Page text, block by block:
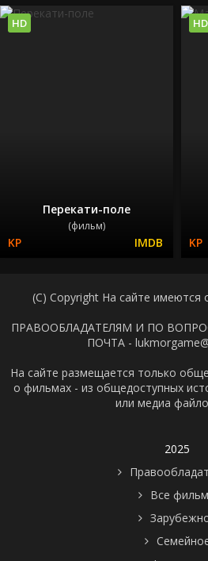
Перекати-поле
(фильм)
HD HD
(C) Copyright На сайте имеются
ПРАВООБЛАДАТЕЛЯМ И ПО
ПОЧТА -
На сайте размещается только
о фильмах - из общедоступных
или медиа
2025
Все